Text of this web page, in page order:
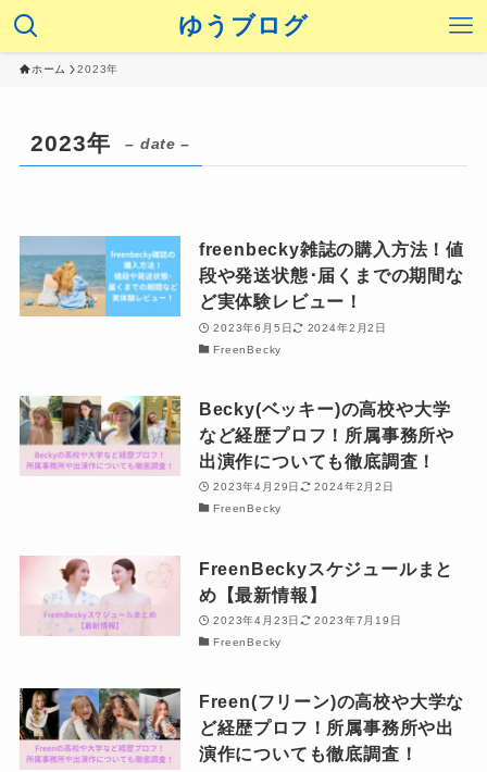
ゆうブログ
ホーム 2023年
2023年 – date –
freenbecky雑誌の購入方法！値
段や発送状態･届くまでの期間な
ど実体験レビュー！
2023年6月5日
2024年2月2日
FreenBecky
Becky(ベッキー)の高校や大学
など経歴プロフ！所属事務所や
出演作についても徹底調査！
2023年4月29日
2024年2月2日
FreenBecky
FreenBeckyスケジュールまと
め【最新情報】
2023年4月23日
2023年7月19日
FreenBecky
Freen(フリーン)の高校や大学な
ど経歴プロフ！所属事務所や出
演作についても徹底調査！